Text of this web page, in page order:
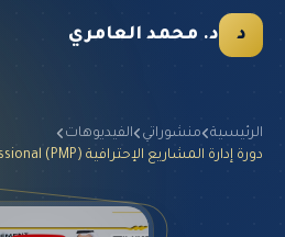
د د. محمد العامري
الرئيسية منشوراتي
الفيديوهات
دورة إدارة المشاريع الإحترافية Project Management Professional (PMP)